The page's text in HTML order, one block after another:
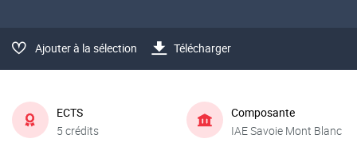
Ajouter à la sélection Télécharger
ECTS
5 crédits
Composante
IAE Savoie Mont Blanc